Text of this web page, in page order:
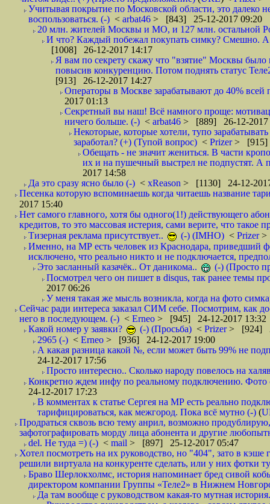
Учитывая покрытие по Московской области, это далеко
воспользоваться. (-) < arbat46 > [843] 25-12-2017 09:20
20 млн. жителей Москвы и МО, и 127 млн. остальной
И что? Каждый побежал покупать симку? Смешно. А
[1008] 26-12-2017 14:17
Я вам по секрету скажу что "взятие" Москвы
повысив конкуренцию. Потом поднять статус
[913] 26-12-2017 14:27
Операторы в Москве зарабатывают до 40% всей
2017 01:13
Секретный вы наш! Всё намного проще:
ничего больше. (-) < arbat46 > [889] 26-12-2017
Некоторые, которые хотели, тупо
заработал? (+) (Тупой вопрос) < Prizer> [915]
Обещать - не значит жениться. В части
их и на пушечный выстрел не подпустят. А
2017 14:58
Да это сразу ясно было (-) < xReason > [1130] 24-12-
Песенка которую вспоминаешь когда читаешь название
2017 15:40
Нет самого главного, хотя бы одного(1!) действующего
кредитов, то это массовая истерия, сами верите, что такое
Тизерная реклама присутствует..
(-) (IMHO) < Prizer>
Именно, на МР есть человек из Краснодара, приведший
исключено, что реально никто и не подключается,
Это засланный казачёк.. От даникома..
(-) (Просто
Посмотрел чего он пишет в disqus, так ранее темы
2017 06:26
У меня такая же мысль возникла, когда на фото
Сейчас ради интереса заказал СИМ себе. Посмотрим, как
него в последующем. (-) < Erneo > [945] 24-12-2017 13:32
Какой номер у заявки?
(-) (Просьба) < Prizer> [924]
2965 (-) < Erneo > [936] 24-12-2017 19:00
А какая разница какой №, если может быть 99% не
24-12-2017 17:56
Просто интересно.. Сколько народу повелось на
Конкретно ждем инфу по реальному подключению. Фото
24-12-2017 17:23
В комментах к статье Сергея на МР есть реально
тарифицироваться, как межгород. Пока всё мутно (-) (
Продраться сквозь всю тему анрил, возможно
зафотографировать морду лица абонента и другие
del. Не туда =) (-) < mail > [897] 25-12-2017 05:47
Хотел посмотреть на их руководство, но "404", зато в
решили виртуала на конкуренте сделать, или у них фотки
Браво Шерлокхолмс, история напоминает бред сивой
директором компании Группы «Теле2» в Нижнем
Да там вообще с руководством какая-то мутная